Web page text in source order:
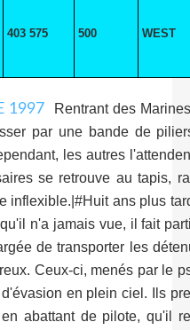
403 575 500 WEST
Rentrant des
par une bande de
les autres
se retrouve au tapis,
inflexible.|#Huit ans plus
n'a jamais vue, il fait
de transporter les
Ceux-ci, menés par le
en plein ciel. Ils
abattant de pilote, qu'il